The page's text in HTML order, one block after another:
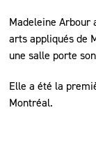
Madeleine Arbour
arts appliqués de
une salle porte
Elle a été la
Montréal.